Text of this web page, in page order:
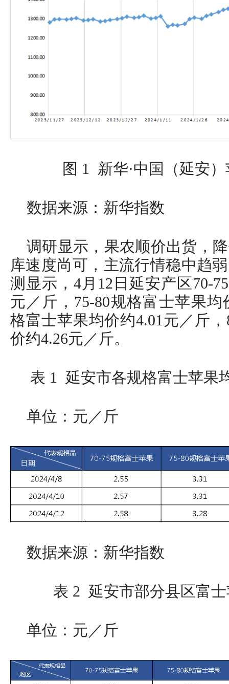
图 1 新华·中国（延安
数据来源：新华指数
调研显示，果农顺价出货，
库速度尚可，主流行情稳中趋
测显示，4月12日延安产区70-
元／斤，75-80规格富士苹果均
格富士苹果均价约4.01元／斤
价约4.26元／斤。
表 1 延安市各规格富士苹果
单位：元／斤
数据来源：新华指数
表 2 延安市部分县区富
单位：元／斤